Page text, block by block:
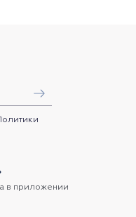
в приложении